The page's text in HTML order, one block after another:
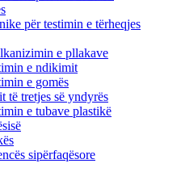
për testimin e tërheqjes
e pllakave
e ndikimit
e gomës
të tretjes së yndyrës
e tubave plastikë
sipërfaqësore